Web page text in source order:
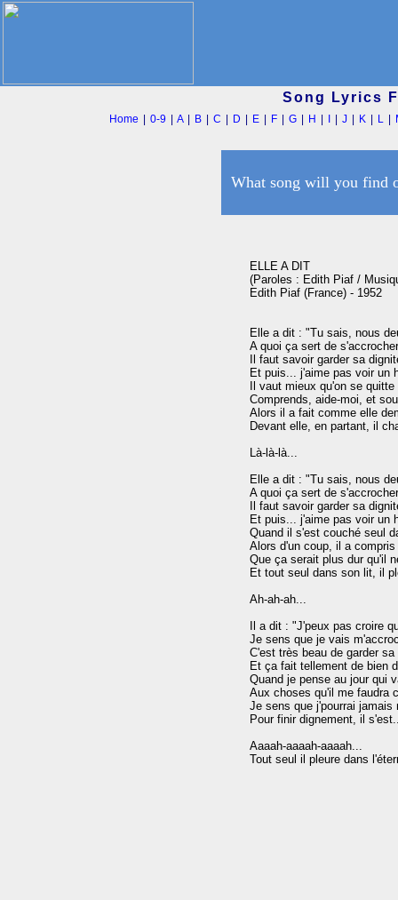
Song Lyrics
Home |0-9 |A| B |C D E F |G H |J K L
What song will you find
ELLE A DIT
(Paroles : Edith Piaf /
Edith Piaf (France) - 1952
Elle a dit : "Tu sais, nous
A quoi ça sert de
Il faut savoir garder sa
Et puis... j'aime pas voir un
Il vaut mieux qu'on se
Comprends, aide-moi, et
Alors il a fait comme elle
Devant elle, en partant, il
Là-là-là...
Elle a dit : "Tu sais, nous
A quoi ça sert de
Il faut savoir garder sa
Et puis... j'aime pas voir un
Quand il s'est couché seul
Alors d'un coup, il a compris
Que ça serait plus dur qu'il
Et tout seul dans son lit, il
Ah-ah-ah...
Il a dit : "J'peux pas croire
Je sens que je vais
C'est très beau de garder sa
Et ça fait tellement de bien
Quand je pense au jour qui
Aux choses qu'il me faudra
Je sens que j'pourrai jamais
Pour finir dignement, il
Aaaah-aaaah-aaaah...